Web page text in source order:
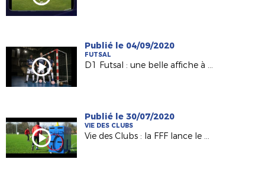
Publié le 04/09/2020
FUTSAL
D1 Futsal : une belle affiche à Nantes le 12 septembre
Publié le 30/07/2020
VIE DES CLUBS
Vie des Clubs : la FFF lance le Chariot Bleu